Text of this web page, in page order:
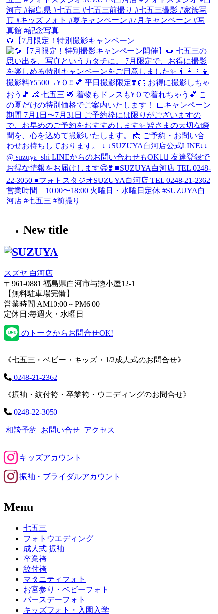
🌻【7月限定！特別撮影キャンペーン
New title
スズヤ 白河店
〒961-0881 福島県白河市与惣小屋12-1
【無料駐車場完備】
営業時間:AM10:00～PM6:00
定休日:毎週火・水曜日
のトークからお問合せOK!
《七五三・ベビー・キッズ・1/2成人式のお問合せ》
0248-21-2362
《振袖・紋付袴・卒業袴・ウエディングのお問合せ》
0248-22-3050
相談予約 お問い合せ アクセス
キッズアカウント
振袖・ブライダルアカウント
Menu
七五三
フォトウエディング
成人式 振袖
卒業袴
紋付袴
マタニティフォト
お宮参り・ベビーフォト
バースデーフォト
キッズフォト・入園入学